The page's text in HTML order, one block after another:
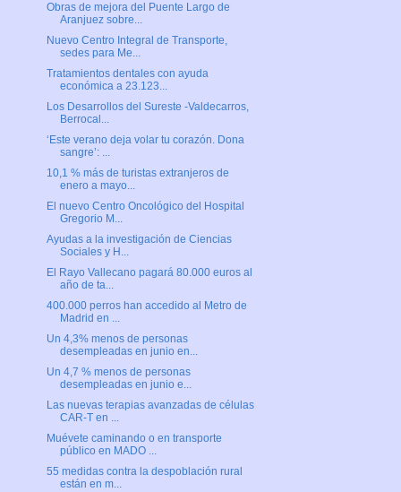
Obras de mejora del Puente Largo de
Aranjuez sobre...
Nuevo Centro Integral de Transporte,
sedes para Me...
Tratamientos dentales con ayuda
económica a 23.123...
Los Desarrollos del Sureste -Valdecarros,
Berrocal...
‘Este verano deja volar tu corazón. Dona
sangre’: ...
10,1 % más de turistas extranjeros de
enero a mayo...
El nuevo Centro Oncológico del Hospital
Gregorio M...
Ayudas a la investigación de Ciencias
Sociales y H...
El Rayo Vallecano pagará 80.000 euros al
año de ta...
400.000 perros han accedido al Metro de
Madrid en ...
Un 4,3% menos de personas
desempleadas en junio en...
Un 4,7 % menos de personas
desempleadas en junio e...
Las nuevas terapias avanzadas de células
CAR-T en ...
Muévete caminando o en transporte
público en MADO ...
55 medidas contra la despoblación rural
están en m...